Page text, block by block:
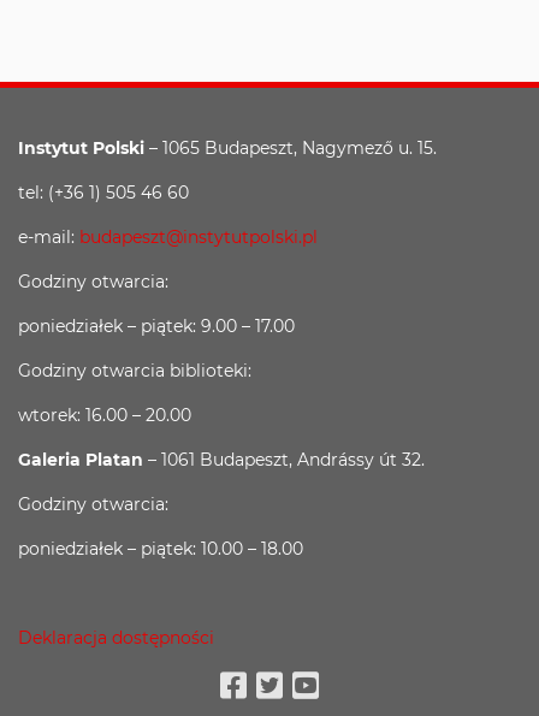
Instytut Polski – 1065 Budapeszt, Nagymező u. 15.
tel: (+36 1) 505 46 60
e-mail: budapeszt@instytutpolski.pl
Godziny otwarcia:
poniedziałek – piątek: 9.00 – 17.00
Godziny otwarcia biblioteki:
wtorek: 16.00 – 20.00
Galeria Platan – 1061 Budapeszt, Andrássy út 32.
Godziny otwarcia:
poniedziałek – piątek: 10.00 – 18.00
Deklaracja dostępności